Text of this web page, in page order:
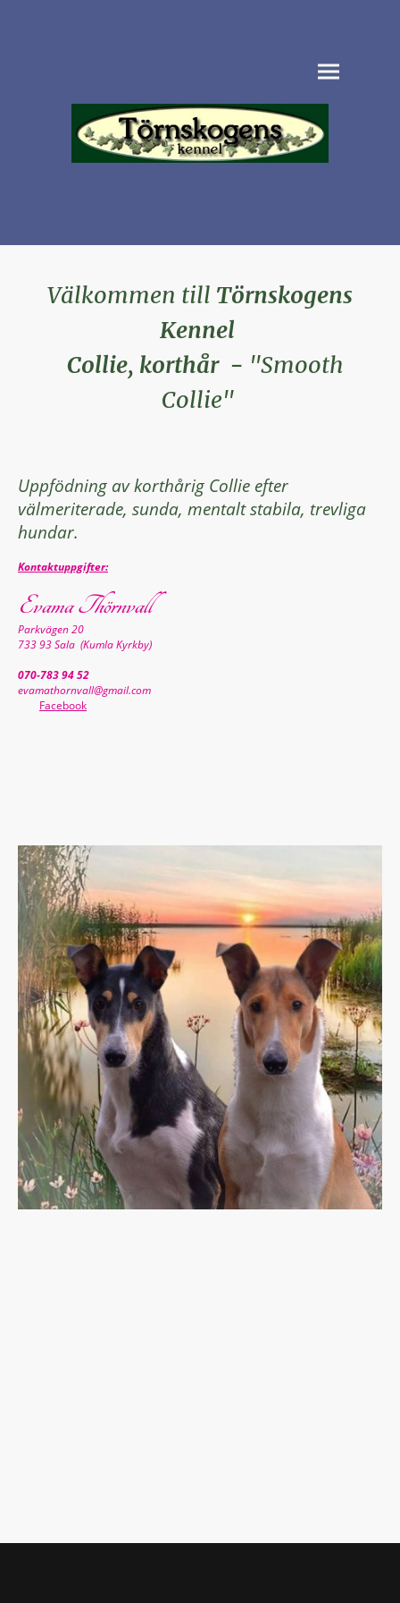
Välkommen till Törnskogens
Kennel
Collie, korthår - "Smooth
Collie"
Uppfödning av korthårig Collie efter
välmeriterade, sunda, mentalt stabila, trevliga
hundar.
Kontaktuppgifter:
Evama Thörnvall
Parkvägen 20
733 93 Sala (Kumla Kyrkby)
070-783 94 52
evamathornvall@gmail.com
Facebook